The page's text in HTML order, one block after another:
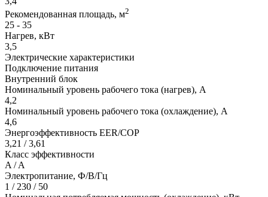
Рекомендованная площадь, м2
25 - 35
Нагрев, кВт
3,5
Электрические характеристики
Подключение питания
Внутренний блок
Номинальный уровень рабочего тока (нагрев), А
4,2
Номинальный уровень рабочего тока (охлаждение), А
4,6
Энергоэффективность EER/COP
3,21 / 3,61
Класс эффективности
A / A
Электропитание, Ф/В/Гц
1 / 230 / 50